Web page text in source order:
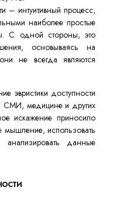
– интуитивный процесс,
наиболее простые
С одной стороны, это
основываясь на
не всегда являются
эвристики доступности
СМИ, медицине и других
искажение приносило
мышление, использовать
данные